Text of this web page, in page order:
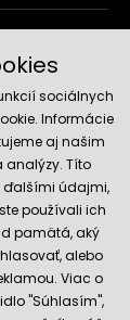
sociálnych
Informácie
aj našim
analýzy. Títo
ďalšími údajmi,
používali ich
pamätá, aký
alebo
Viac o
"Súhlasím",